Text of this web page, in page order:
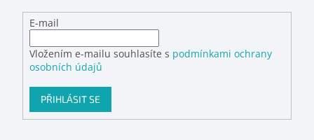
E-mail
Vložením e-mailu souhlasíte s podmínkami ochrany
osobních údajů
PŘIHLÁSIT SE